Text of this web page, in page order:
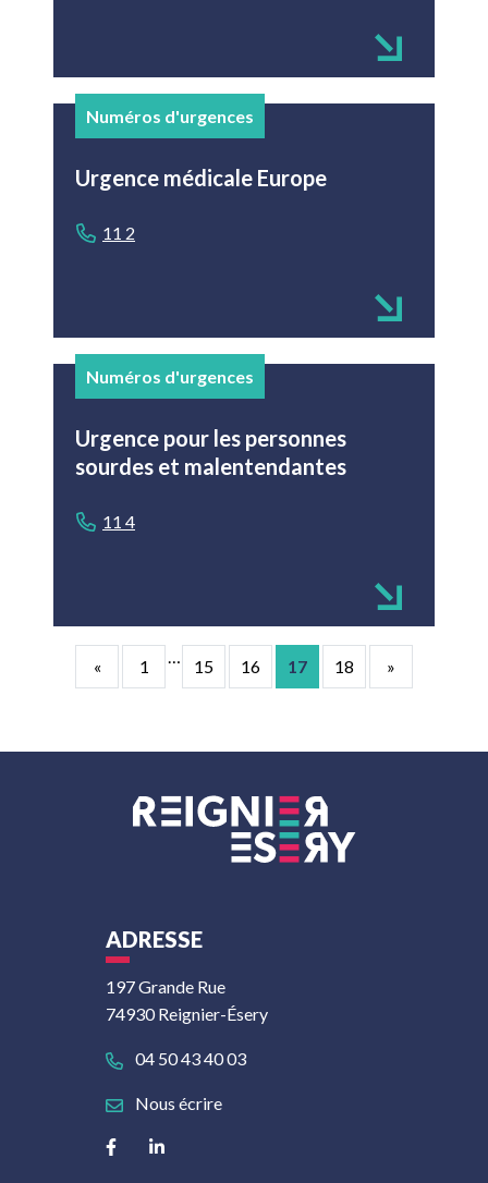
Numéros d'urgences
Urgence médicale Europe
11 2
Numéros d'urgences
Urgence pour les personnes
sourdes et malentendantes
11 4
« 1 … 15 16 17 18 »
ADRESSE
197 Grande Rue
74930 Reignier-Ésery
04 50 43 40 03
Nous écrire
Lien vers le compte Facebook
Lien vers le compte Linkedin